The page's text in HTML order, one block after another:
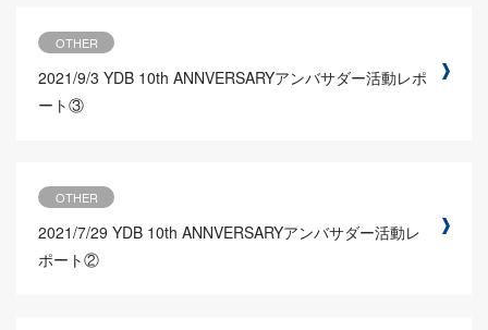
OTHER
2021/9/3 YDB 10th ANNVERSARYアンバサダー活動レポ
ート③
OTHER
2021/7/29 YDB 10th ANNVERSARYアンバサダー活動レ
ポート②